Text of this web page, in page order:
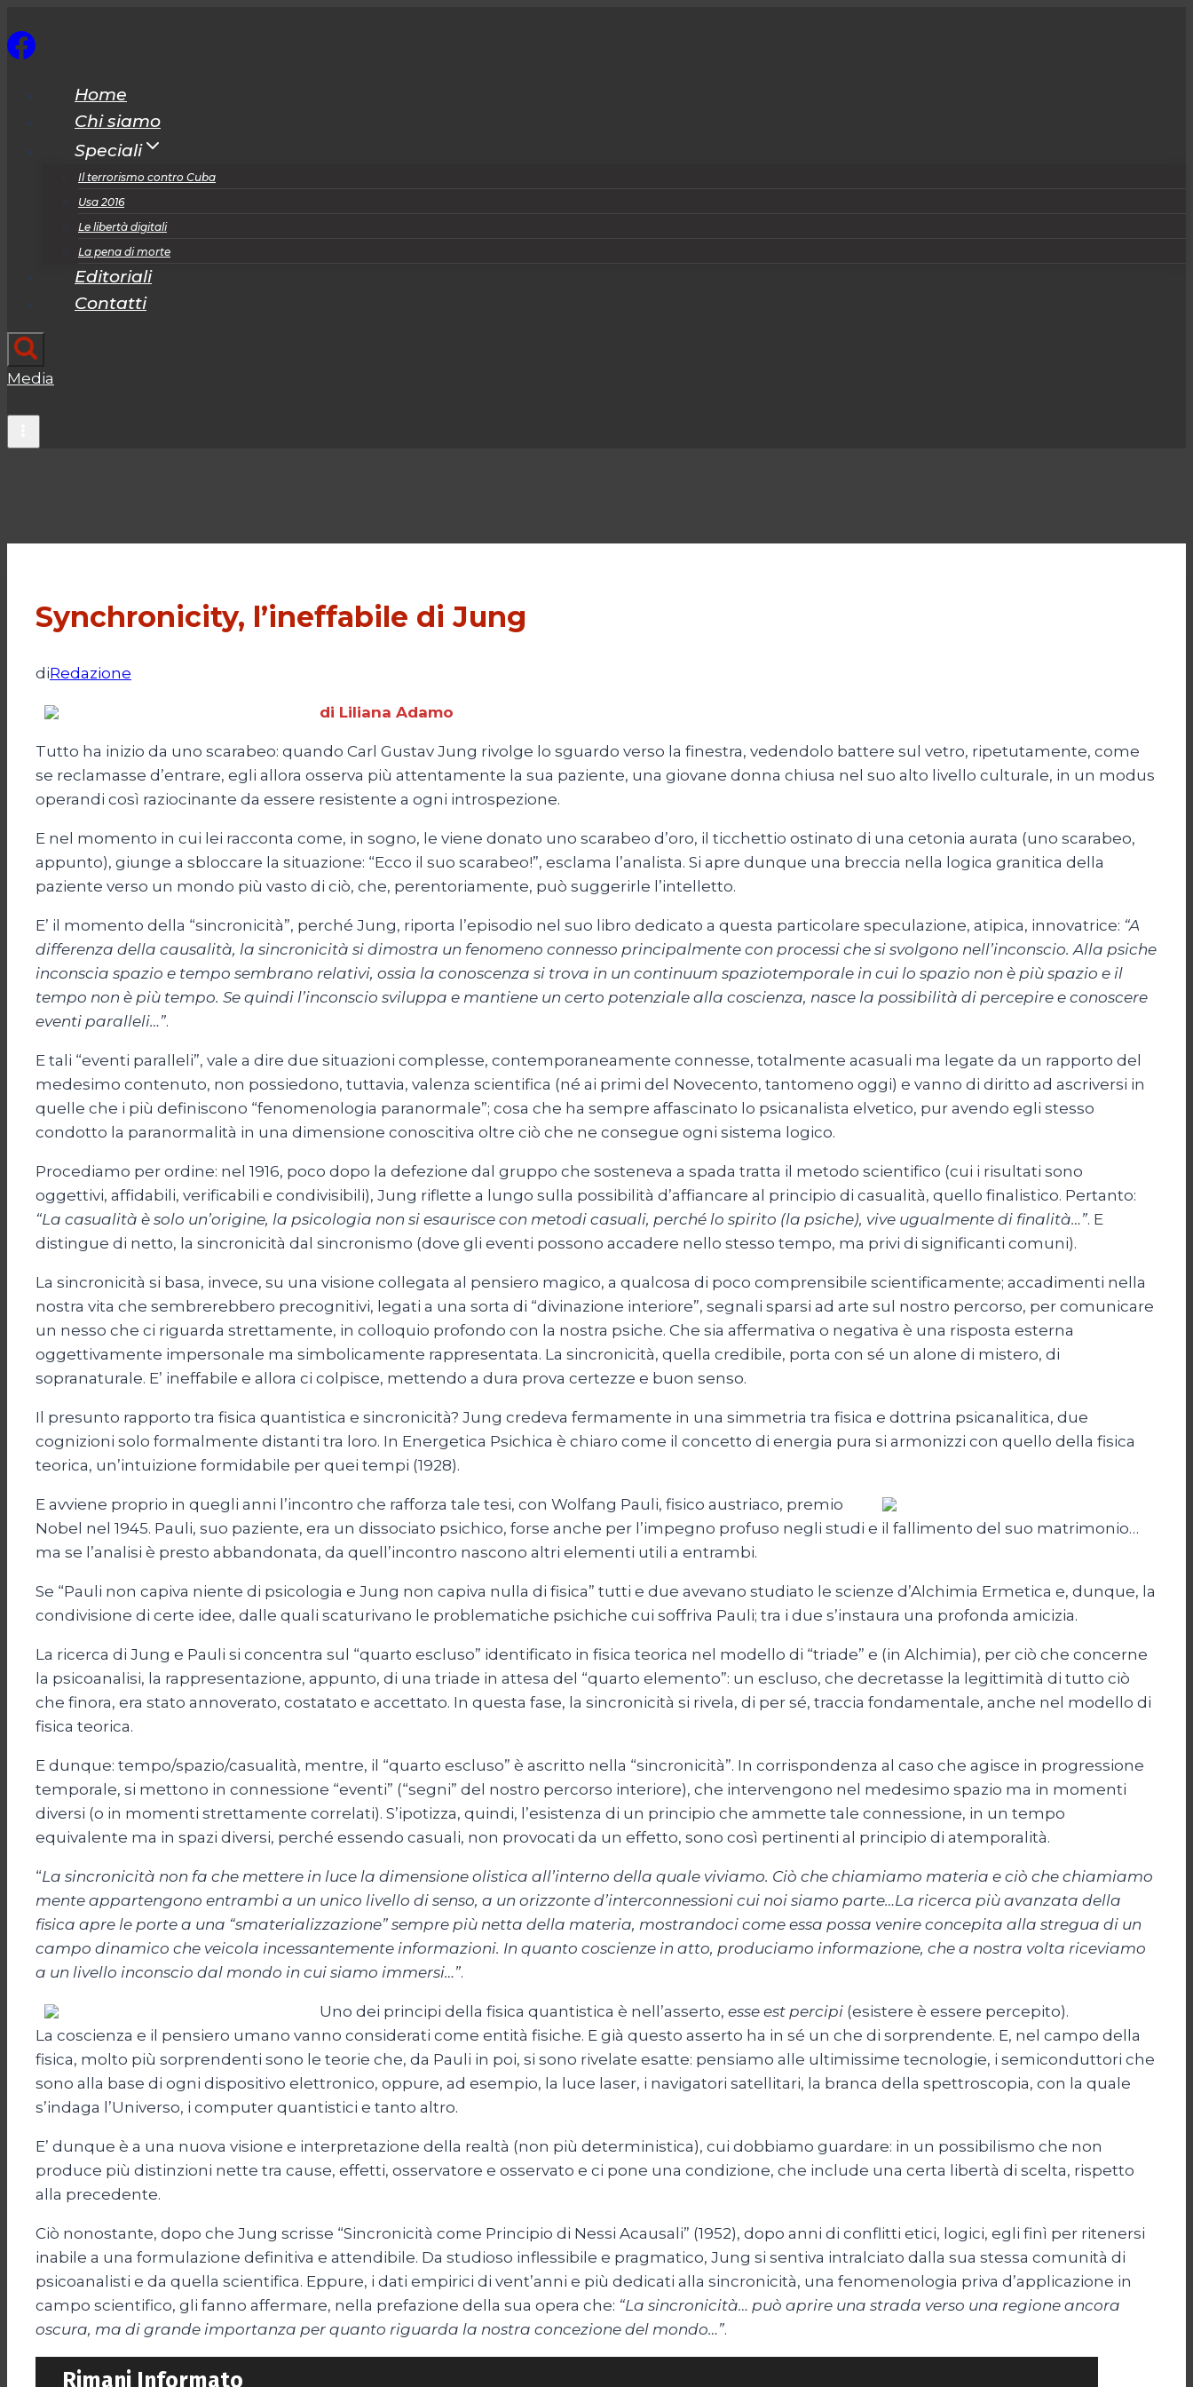
al
Home
Chi siamo
Speciali
Il terrorismo contro Cuba
Usa 2016
Le libertà digitali
La pena di morte
Editoriali
Contatti
Media
Synchronicity, l’ineffabile di Jung
diRedazione
di Liliana Adamo
Tutto ha inizio da uno scarabeo: quando Carl Gustav Jung rivolge lo sguardo verso la finestra, vedendolo battere sul vetro, ripetutamente, come
se reclamasse d’entrare, egli allora osserva più attentamente la sua paziente, una giovane donna chiusa nel suo alto livello culturale, in un modus
operandi così raziocinante da essere resistente a ogni introspezione.
E nel momento in cui lei racconta come, in sogno, le viene donato uno scarabeo d’oro, il ticchettio ostinato di una cetonia aurata (uno scarabeo,
appunto), giunge a sbloccare la situazione: “Ecco il suo scarabeo!”, esclama l’analista. Si apre dunque una breccia nella logica granitica della
paziente verso un mondo più vasto di ciò, che, perentoriamente, può suggerirle l’intelletto.
E’ il momento della “sincronicità”, perché Jung, riporta l’episodio nel suo libro dedicato a questa particolare speculazione, atipica, innovatrice: “A
differenza della causalità, la sincronicità si dimostra un fenomeno connesso principalmente con processi che si svolgono nell’inconscio. Alla psiche
inconscia spazio e tempo sembrano relativi, ossia la conoscenza si trova in un continuum spaziotemporale in cui lo spazio non è più spazio e il
tempo non è più tempo. Se quindi l’inconscio sviluppa e mantiene un certo potenziale alla coscienza, nasce la possibilità di percepire e conoscere
eventi paralleli…”.
E tali “eventi paralleli”, vale a dire due situazioni complesse, contemporaneamente connesse, totalmente acasuali ma legate da un rapporto del
medesimo contenuto, non possiedono, tuttavia, valenza scientifica (né ai primi del Novecento, tantomeno oggi) e vanno di diritto ad ascriversi in
quelle che i più definiscono “fenomenologia paranormale”; cosa che ha sempre affascinato lo psicanalista elvetico, pur avendo egli stesso
condotto la paranormalità in una dimensione conoscitiva oltre ciò che ne consegue ogni sistema logico.
Procediamo per ordine: nel 1916, poco dopo la defezione dal gruppo che sosteneva a spada tratta il metodo scientifico (cui i risultati sono
oggettivi, affidabili, verificabili e condivisibili), Jung riflette a lungo sulla possibilità d’affiancare al principio di casualità, quello finalistico. Pertanto:
“La casualità è solo un’origine, la psicologia non si esaurisce con metodi casuali, perché lo spirito (la psiche), vive ugualmente di finalità…”. E
distingue di netto, la sincronicità dal sincronismo (dove gli eventi possono accadere nello stesso tempo, ma privi di significanti comuni).
La sincronicità si basa, invece, su una visione collegata al pensiero magico, a qualcosa di poco comprensibile scientificamente; accadimenti nella
nostra vita che sembrerebbero precognitivi, legati a una sorta di “divinazione interiore”, segnali sparsi ad arte sul nostro percorso, per comunicare
un nesso che ci riguarda strettamente, in colloquio profondo con la nostra psiche. Che sia affermativa o negativa è una risposta esterna
oggettivamente impersonale ma simbolicamente rappresentata. La sincronicità, quella credibile, porta con sé un alone di mistero, di
sopranaturale. E’ ineffabile e allora ci colpisce, mettendo a dura prova certezze e buon senso.
Il presunto rapporto tra fisica quantistica e sincronicità? Jung credeva fermamente in una simmetria tra fisica e dottrina psicanalitica, due
cognizioni solo formalmente distanti tra loro. In Energetica Psichica è chiaro come il concetto di energia pura si armonizzi con quello della fisica
teorica, un’intuizione formidabile per quei tempi (1928).
E avviene proprio in quegli anni l’incontro che rafforza tale tesi, con Wolfang Pauli, fisico austriaco, premio
Nobel nel 1945. Pauli, suo paziente, era un dissociato psichico, forse anche per l’impegno profuso negli studi e il fallimento del suo matrimonio…
ma se l’analisi è presto abbandonata, da quell’incontro nascono altri elementi utili a entrambi.
Se “Pauli non capiva niente di psicologia e Jung non capiva nulla di fisica” tutti e due avevano studiato le scienze d’Alchimia Ermetica e, dunque, la
condivisione di certe idee, dalle quali scaturivano le problematiche psichiche cui soffriva Pauli; tra i due s’instaura una profonda amicizia.
La ricerca di Jung e Pauli si concentra sul “quarto escluso” identificato in fisica teorica nel modello di “triade” e (in Alchimia), per ciò che concerne
la psicoanalisi, la rappresentazione, appunto, di una triade in attesa del “quarto elemento”: un escluso, che decretasse la legittimità di tutto ciò
che finora, era stato annoverato, costatato e accettato. In questa fase, la sincronicità si rivela, di per sé, traccia fondamentale, anche nel modello di
fisica teorica.
E dunque: tempo/spazio/casualità, mentre, il “quarto escluso” è ascritto nella “sincronicità”. In corrispondenza al caso che agisce in progressione
temporale, si mettono in connessione “eventi” (“segni” del nostro percorso interiore), che intervengono nel medesimo spazio ma in momenti
diversi (o in momenti strettamente correlati). S’ipotizza, quindi, l’esistenza di un principio che ammette tale connessione, in un tempo
equivalente ma in spazi diversi, perché essendo casuali, non provocati da un effetto, sono così pertinenti al principio di atemporalità.
“La sincronicità non fa che mettere in luce la dimensione olistica all’interno della quale viviamo. Ciò che chiamiamo materia e ciò che chiamiamo
mente appartengono entrambi a un unico livello di senso, a un orizzonte d’interconnessioni cui noi siamo parte…La ricerca più avanzata della
fisica apre le porte a una “smaterializzazione” sempre più netta della materia, mostrandoci come essa possa venire concepita alla stregua di un
campo dinamico che veicola incessantemente informazioni. In quanto coscienze in atto, produciamo informazione, che a nostra volta riceviamo
a un livello inconscio dal mondo in cui siamo immersi…”.
Uno dei principi della fisica quantistica è nell’asserto, esse est percipi (esistere è essere percepito).
La coscienza e il pensiero umano vanno considerati come entità fisiche. E già questo asserto ha in sé un che di sorprendente. E, nel campo della
fisica, molto più sorprendenti sono le teorie che, da Pauli in poi, si sono rivelate esatte: pensiamo alle ultimissime tecnologie, i semiconduttori che
sono alla base di ogni dispositivo elettronico, oppure, ad esempio, la luce laser, i navigatori satellitari, la branca della spettroscopia, con la quale
s’indaga l’Universo, i computer quantistici e tanto altro.
E’ dunque è a una nuova visione e interpretazione della realtà (non più deterministica), cui dobbiamo guardare: in un possibilismo che non
produce più distinzioni nette tra cause, effetti, osservatore e osservato e ci pone una condizione, che include una certa libertà di scelta, rispetto
alla precedente.
Ciò nonostante, dopo che Jung scrisse “Sincronicità come Principio di Nessi Acausali” (1952), dopo anni di conflitti etici, logici, egli finì per ritenersi
inabile a una formulazione definitiva e attendibile. Da studioso inflessibile e pragmatico, Jung si sentiva intralciato dalla sua stessa comunità di
psicoanalisti e da quella scientifica. Eppure, i dati empirici di vent’anni e più dedicati alla sincronicità, una fenomenologia priva d’applicazione in
campo scientifico, gli fanno affermare, nella prefazione della sua opera che: “La sincronicità… può aprire una strada verso una regione ancora
oscura, ma di grande importanza per quanto riguarda la nostra concezione del mondo…”.
Rimani Informato